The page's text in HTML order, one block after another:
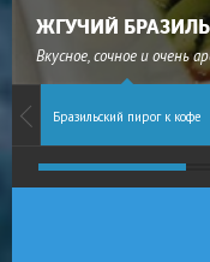
ЖГУЧИЙ
Вкусное, сочное и очень
Бразильский пирог к кофе